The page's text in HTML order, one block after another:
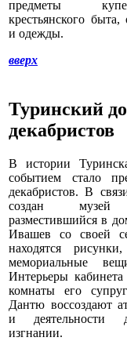
предметы
крестьянского
и одежды.
вверх
Туринский
декабристов
В истории
событием стало
декабристов. В
создан музей
разместившийся в
Ивашев со своей
находятся
мемориальные
Интерьеры
комнаты его
Дантю воссоздают
и деятельности
изгнании.